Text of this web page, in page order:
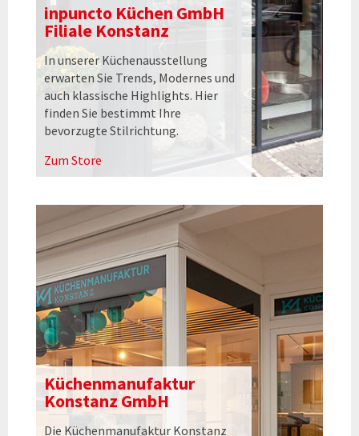
inpuncto Küchen GmbH
Filiale Konstanz
In unserer Küchenausstellung
erwarten Sie Trends, Modernes und
auch klassische Highlights. Hier
finden Sie bestimmt Ihre
bevorzugte Stilrichtung.
Zum Store
Küchenmanufaktur
Konstanz GmbH
Die Küchenmanufaktur Konstanz